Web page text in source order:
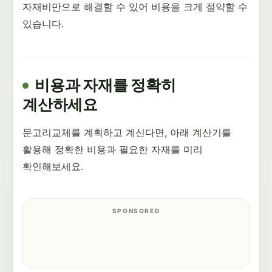
자재비만으로 해결할 수 있어 비용을 크게 절약할 수
있습니다.
비용과 자재를 정확히
계산하세요
문고리교체를 계획하고 계신다면, 아래 계산기를
활용해 정확한 비용과 필요한 자재를 미리
확인해보세요.